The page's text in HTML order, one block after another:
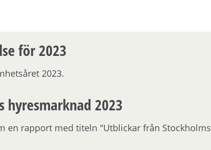
för 2023
2023.
hyresmarknad 2023
en rapport med titeln "Utblickar från Stockholms